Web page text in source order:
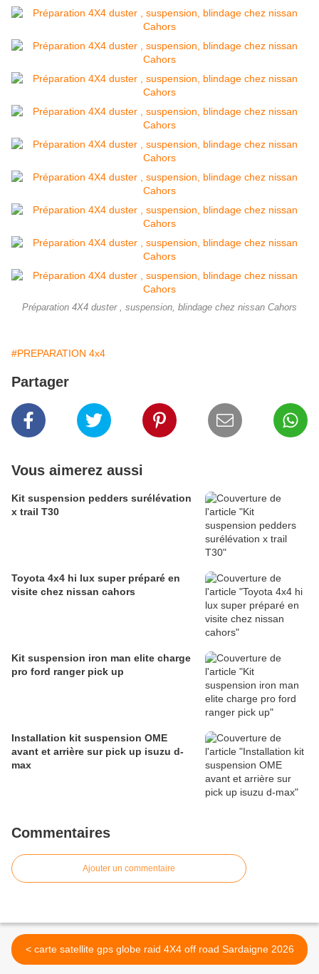
Préparation 4X4 duster , suspension, blindage chez nissan Cahors
#PREPARATION 4x4
Partager
Vous aimerez aussi
Kit suspension pedders surélévation
x trail T30
Toyota 4x4 hi lux super préparé en
visite chez nissan cahors
Kit suspension iron man elite charge
pro ford ranger pick up
Installation kit suspension OME
avant et arrière sur pick up isuzu d-
max
Commentaires
Ajouter un commentaire
< carte satellite gps globe raid 4X4 off road Sardaigne 2026